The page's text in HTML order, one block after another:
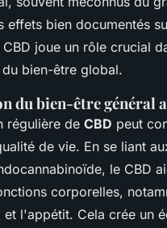
effets bien documentés
joue un rôle crucial
bien-être global.
du bien-être général
régulière de CBD peut
de vie. En se liant
le CBD
corporelles,
et l'appétit. Cela crée un